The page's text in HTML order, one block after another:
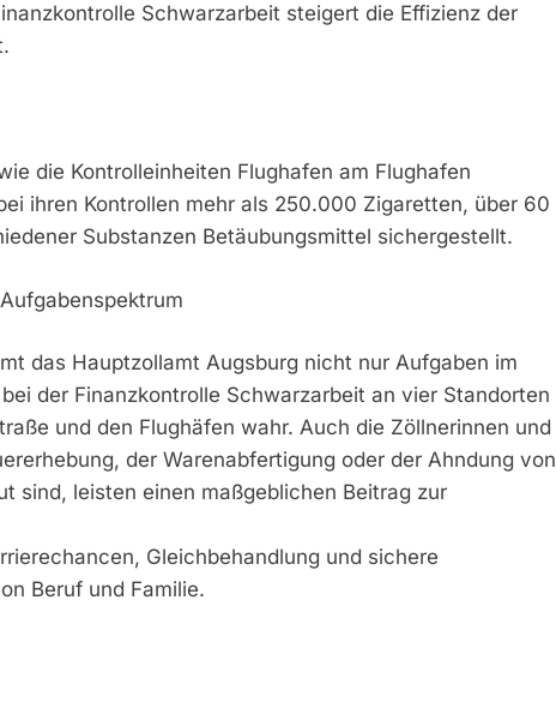
Schwarzarbeit steigert die Effizienz der
die Kontrolleinheiten Flughafen am Flughafen
ihren Kontrollen mehr als 250.000 Zigaretten, über 60
Substanzen Betäubungsmittel sichergestellt.
das Hauptzollamt Augsburg nicht nur Aufgaben im
der Finanzkontrolle Schwarzarbeit an vier Standorten
und den Flughäfen wahr. Auch die Zöllnerinnen und
der Warenabfertigung oder der Ahndung von
sind, leisten einen maßgeblichen Beitrag zur
Gleichbehandlung und sichere
Beruf und Familie.